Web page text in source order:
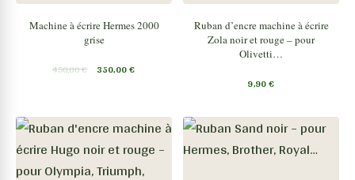
Machine à écrire Hermes 2000
grise
450,00€ 350,00€
Ruban d’encre machine à écrire
Zola noir et rouge – pour
Olivetti…
9,90€